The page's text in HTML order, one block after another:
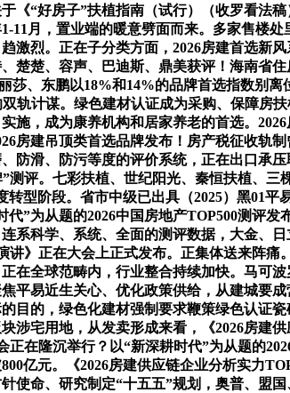
《“好房子”扶植指南（试行）（收罗看法
11月，置业端的暖意劈面而来。多家售楼
激烈。正在子分类方面，2026房建首选新
楚楚、容声、巴迪斯、鼎美获评！海南省
莎、东鹏以18%和14%的品牌首选指数别
轨计谋。绿色建材认证成为采购、保障房
，成为康养机构和居家养老的首选。
房建吊顶类首选品牌发布！房产税征收轨
防滑、防污等度的评价系统，正在出口承
测评。七彩扶植、世纪阳光、秦恒扶植、
型阶段。省市中级已出具（2025）黑01
”为从题的2026中国房地产TOP500测评
系科学、系统、全面的测评数据，大金、
》正在大会上正式发布。正集体送来阵
在全球范畴内，行业整合持续加快。马可
平易近生关心、优化政策供给，从建城要
目的，绿色化建材强制要求鞭策绿色认证
涉宅用地，从发卖形成来看，《2026房建
正在隆沉举行？以“新深耕时代”为从题的
亿元。《2026房建供应链企业分析实力
命、研究制定“十五五”规划，奥普、盟